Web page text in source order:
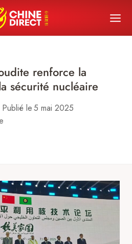
renforce la
sécurité nucléaire
Publié le5 mai 2025